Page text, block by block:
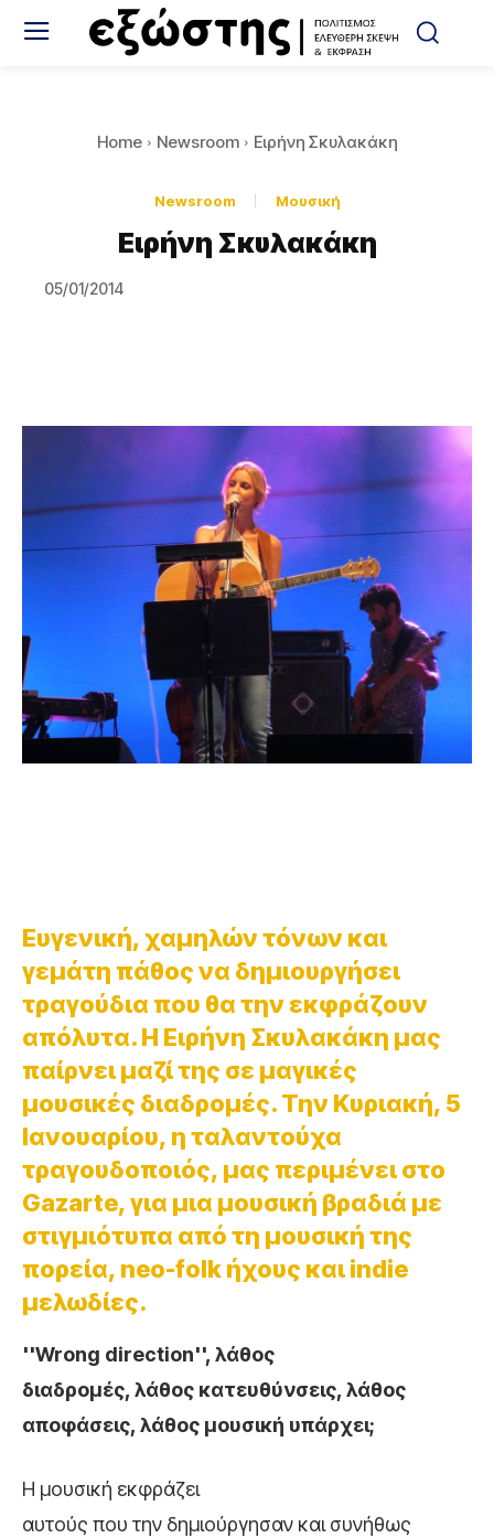
Home Newsroom Ειρήνη Σκυλακάκη
Newsroom Μουσική
Ειρήνη Σκυλακάκη
05/01/2014
Ευγενική, χαμηλών τόνων και
γεμάτη πάθος να δημιουργήσει
τραγούδια που θα την εκφράζουν
απόλυτα. Η Ειρήνη Σκυλακάκη μας
παίρνει μαζί της σε μαγικές
μουσικές διαδρομές. Την Κυριακή, 5
Ιανουαρίου, η ταλαντούχα
τραγουδοποιός, μας περιμένει στο
Gazarte, για μια μουσική βραδιά με
στιγμιότυπα από τη μουσική της
πορεία, neo-folk ήχους και indie
μελωδίες.
''Wrong direction'', λάθος
διαδρομές, λάθος κατευθύνσεις, λάθος
αποφάσεις, λάθος μουσική υπάρχει;
Η μουσική εκφράζει
αυτούς που την δημιούργησαν και συνήθως